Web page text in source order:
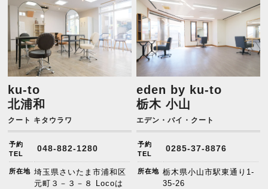
ku-to
北浦和
クート キタウラワ
予約
TEL
048-882-1280
所在地 埼玉県さいたま市浦和区
元町３－３－８ Locoは
eden by ku-to
栃木 小山
エデン・バイ・クート
予約
TEL
0285-37-8876
所在地 栃木県小山市駅東通り1-
35-26